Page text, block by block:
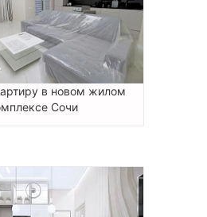
в новом жилом
Сочи